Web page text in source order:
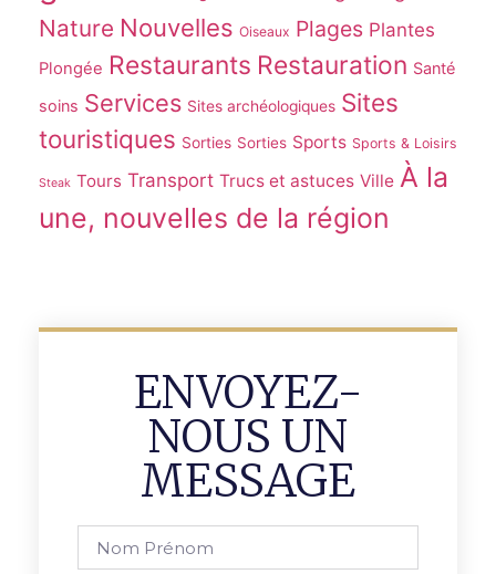
Nature Nouvelles Oiseaux Plages Plantes
Plongée Restaurants Restauration Santé
soins Services Sites archéologiques Sites
touristiques Sorties Sorties Sports Sports & Loisirs
Steak Tours Transport Trucs et astuces Ville À la
une, nouvelles de la région
ENVOYEZ-
NOUS UN
MESSAGE